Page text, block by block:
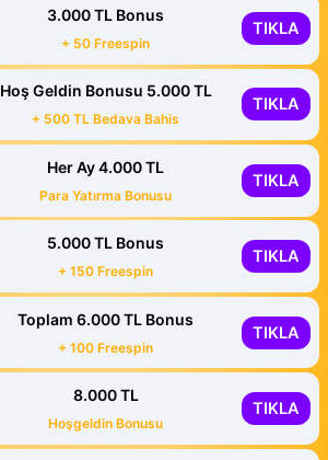
3.000 TL Bonus
+ 50 Freespin
TIKLA
Hoş Geldin Bonusu 5.000 TL
+ 500 TL Bedava Bahis
TIKLA
Her Ay 4.000 TL
Para Yatırma Bonusu
TIKLA
5.000 TL Bonus
+ 150 Freespin
TIKLA
Toplam 6.000 TL Bonus
+ 100 Freespin
TIKLA
8.000 TL
Hoşgeldin Bonusu
TIKLA